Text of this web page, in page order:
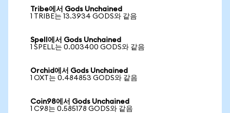
Tribe에서 Gods Unchained
1 TRIBE는 13.3934 GODS와 같음
Spell에서 Gods Unchained
1 SPELL는 0.003400 GODS와 같음
Orchid에서 Gods Unchained
1 OXT는 0.484853 GODS와 같음
Coin98에서 Gods Unchained
1 C98는 0.585178 GODS와 같음